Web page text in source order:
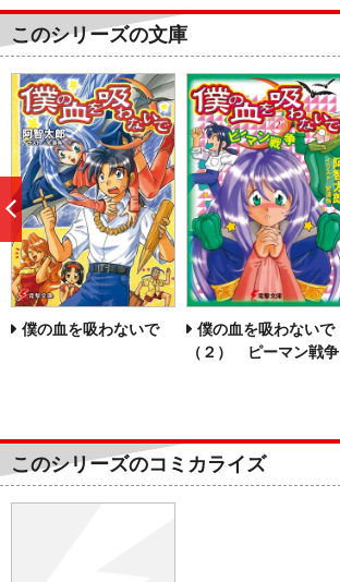
このシリーズの文庫
僕の血を吸わないで
僕の血を吸わないで
（２） ピーマン戦争
前
へ
このシリーズのコミカライズ